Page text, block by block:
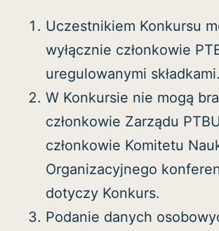
Uczestnikiem Konkursu
wyłącznie członkowie
uregulowanymi składkami.
W Konkursie nie mogą
członkowie Zarządu
członkowie Komitetu
Organizacyjnego
dotyczy Konkurs.
Podanie danych